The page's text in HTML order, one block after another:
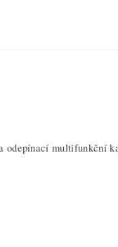
odepínací multifunkční